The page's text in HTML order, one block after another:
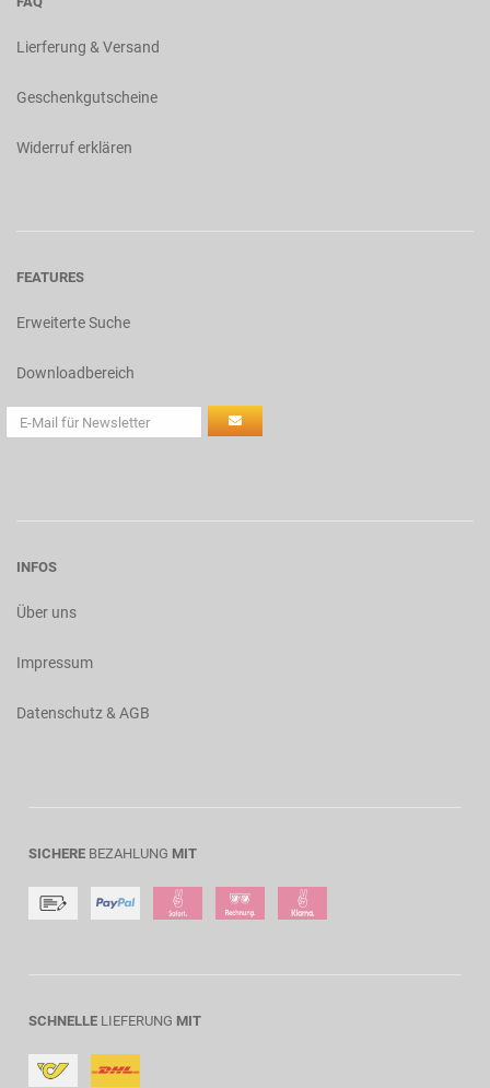
Lierferung & Versand
Geschenkgutscheine
Widerruf erklären
FEATURES
Erweiterte Suche
Downloadbereich
INFOS
Über uns
Impressum
Datenschutz & AGB
SICHERE BEZAHLUNG MIT
SCHNELLE LIEFERUNG MIT